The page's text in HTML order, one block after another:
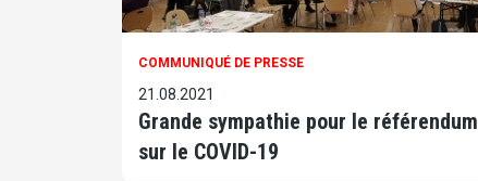
COMMUNIQUÉ DE PRESSE
21.08.2021
Grande sympathie pour le référendum
sur le COVID-19